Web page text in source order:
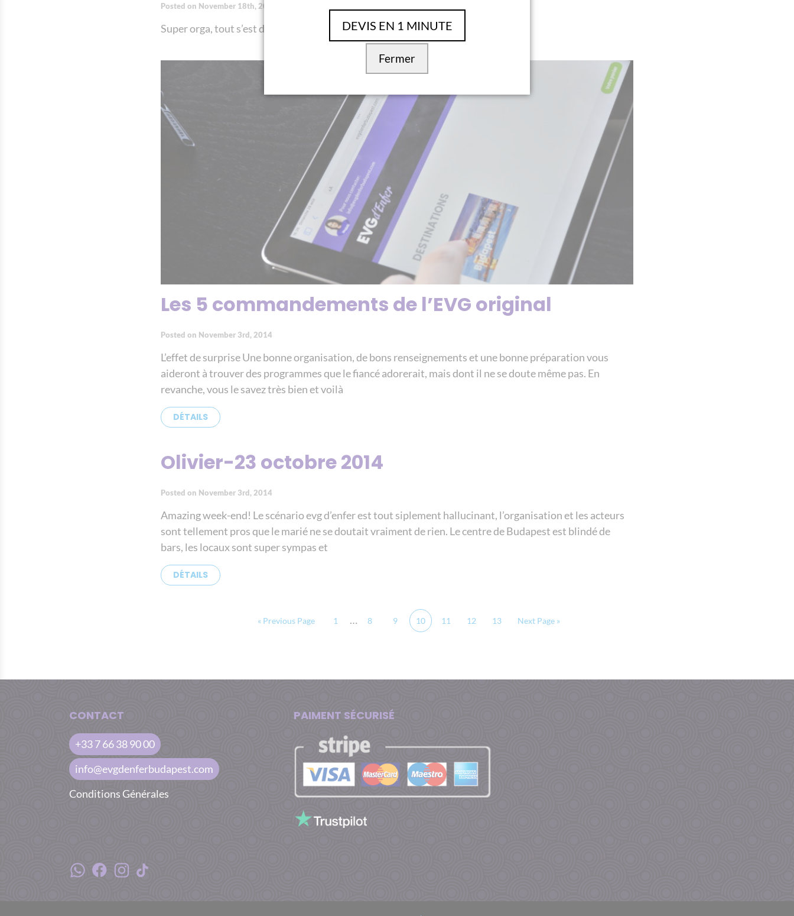
Posted on November 18th, 2014
Super orga, tout s’est déroulé comme prévu, c’était impeccable! 🙂 (y)
Les 5 commandements de l’EVG original
Posted on November 3rd, 2014
L’effet de surprise Une bonne organisation, de bons renseignements et une bonne préparation vous
aideront à trouver des programmes que le fiancé adorerait, mais dont il ne se doute même pas. En
revanche, vous le savez très bien et voilà
DÉTAILS
Olivier-23 octobre 2014
Posted on November 3rd, 2014
Amazing week-end! Le scénario evg d’enfer est tout siplement hallucinant, l’organisation et les acteurs
sont tellement pros que le marié ne se doutait vraiment de rien. Le centre de Budapest est blindé de
bars, les locaux sont super sympas et
DÉTAILS
« Previous Page 1 … 8 9 10 11 12 13 Next Page »
CONTACT
+33 7 66 38 90 00
info@evgdenferbudapest.com
Conditions Générales
PAIMENT SÉCURISÉ
DEVIS EN 1 MINUTE
Fermer